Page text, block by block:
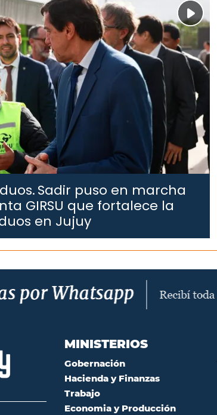
Sadir puso en marcha
GIRSU que fortalece la
en Jujuy
MINISTERIOS
Gobernación
Hacienda y Finanzas
Trabajo
Economia y Producción